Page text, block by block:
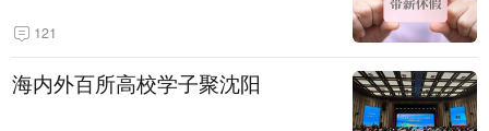
121
海内外百所高校学子聚沈阳